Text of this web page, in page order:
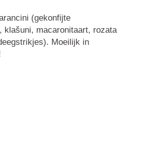
(gekonfijte
klašuni, macaronitaart, rozata
Moeilijk in